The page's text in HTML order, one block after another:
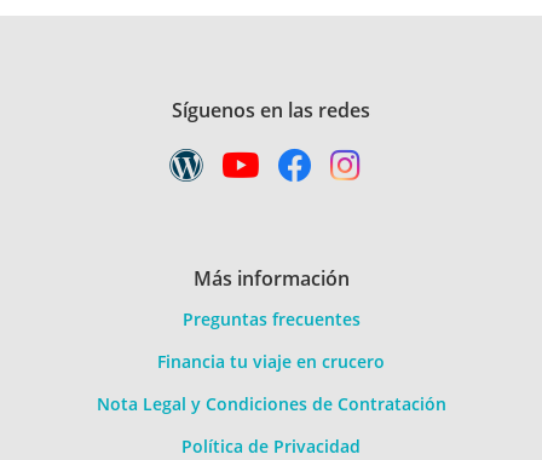
Síguenos en las redes
Más información
Preguntas frecuentes
Financia tu viaje en crucero
Nota Legal y Condiciones de Contratación
Política de Privacidad